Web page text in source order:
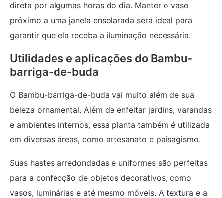
direta por algumas horas do dia. Manter o vaso
próximo a uma janela ensolarada será ideal para
garantir que ela receba a iluminação necessária.
Utilidades e aplicações do Bambu-
barriga-de-buda
O Bambu-barriga-de-buda vai muito além de sua
beleza ornamental. Além de enfeitar jardins, varandas
e ambientes internos, essa planta também é utilizada
em diversas áreas, como artesanato e paisagismo.
Suas hastes arredondadas e uniformes são perfeitas
para a confecção de objetos decorativos, como
vasos, luminárias e até mesmo móveis. A textura e a